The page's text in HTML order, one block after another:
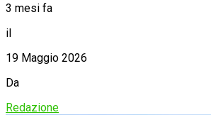
3 mesi fa
il
19 Maggio 2026
Da
Redazione